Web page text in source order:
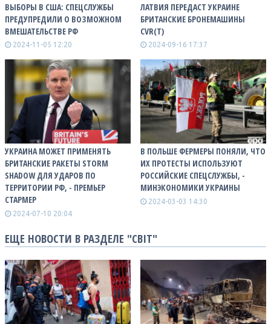
ВЫБОРЫ В США: СПЕЦСЛУЖБЫ
ПРЕДУПРЕДИЛИ О ВОЗМОЖНОМ
ВМЕШАТЕЛЬСТВЕ РФ
2024-11-05 12:20
ЛАТВИЯ ПЕРЕДАСТ УКРАИНЕ
БРИТАНСКИЕ БРОНЕМАШИНЫ
CVR(T)
2024-09-16 17:37
УКРАИНА МОЖЕТ ПРИМЕНЯТЬ
БРИТАНСКИЕ РАКЕТЫ STORM
SHADOW ДЛЯ УДАРОВ ПО
ТЕРРИТОРИИ РФ, - ПРЕМЬЕР
СТАРМЕР
2024-07-10 20:04
В ПОЛЬШЕ ФЕРМЕРЫ ПОНЯЛИ, ЧТО
ИХ ПРОТЕСТЫ ИСПОЛЬЗУЮТ
РОССИЙСКИЕ СПЕЦСЛУЖБЫ, -
МИНЭКОНОМИКИ УКРАИНЫ
2024-03-03 14:30
ЕЩЕ НОВОСТИ В РАЗДЕЛЕ "СВІТ"